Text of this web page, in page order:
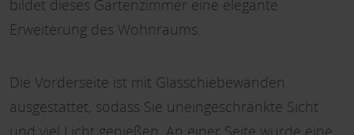
bildet dieses Gartenzimmer eine elegante
Erweiterung des Wohnraums.
Die Vorderseite ist mit Glasschiebewänden
ausgestattet, sodass Sie uneingeschränkte Sicht
und viel Licht genießen. An einer Seite wurde eine